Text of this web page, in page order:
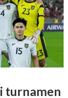
turnamen